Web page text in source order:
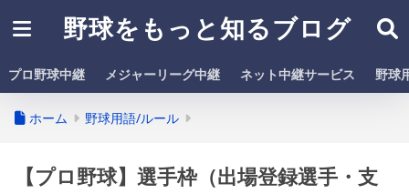
野球をもっと知るブログ
プロ野球中継 メジャーリーグ中継 ネット中継サービス 野球
ホーム 野球用語/ルール
【プロ野球】選手枠（出場登録選手・支